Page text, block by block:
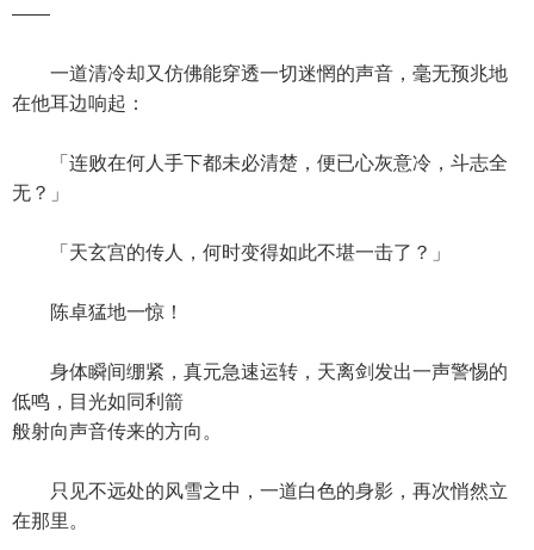
——
一道清冷却又仿佛能穿透一切迷惘的声音，毫无预兆地
在他耳边响起：
「连败在何人手下都未必清楚，便已心灰意冷，斗志全
无？」
「天玄宫的传人，何时变得如此不堪一击了？」
陈卓猛地一惊！
身体瞬间绷紧，真元急速运转，天离剑发出一声警惕的
低鸣，目光如同利箭
般射向声音传来的方向。
只见不远处的风雪之中，一道白色的身影，再次悄然立
在那里。